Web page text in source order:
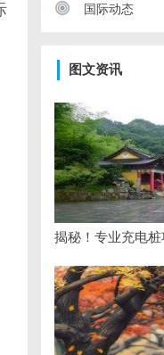
国际动态
图文资讯